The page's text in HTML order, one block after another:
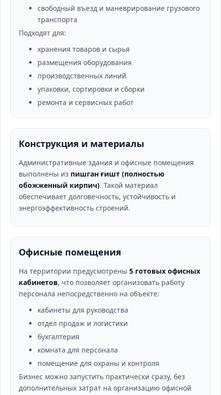
свободный въезд и маневрирование грузового
транспорта
Подходят для:
хранения товаров и сырья
размещения оборудования
производственных линий
упаковки, сортировки и сборки
ремонта и сервисных работ
Конструкция и материалы
Административные здания и офисные помещения
выполнены из пишган ғишт (полностью
обожженный кирпич). Такой материал
обеспечивает долговечность, устойчивость и
энергоэффективность строений.
Офисные помещения
На территории предусмотрены 5 готовых офисных
кабинетов, что позволяет организовать работу
персонала непосредственно на объекте:
кабинеты для руководства
отдел продаж и логистики
бухгалтерия
комната для персонала
помещение для охраны и контроля
Бизнес можно запустить практически сразу, без
дополнительных затрат на организацию офисной